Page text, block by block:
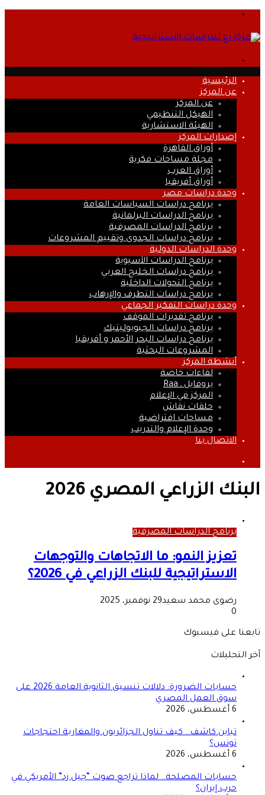
الرئيسية
عن المركز
عن المركز
الهيكل التنظيمي
الهيئة الاستشارية
إصدارات المركز
أوراق القاهرة
مجلة مساحات فكرية
أوراق العرب
أوراق أفريقيا
وحدة دراسات مصر
برنامج دراسات السياسات العامة
برنامج الدراسات البرلمانية
برنامج الدراسات المصرفية
برنامج دراسات الجدوى وتقييم المشروعات
وحدة الدراسات الدولية
برنامج الدراسات الآسيوية
برنامج دراسات الخليج العربي
برنامج التحولات الداخلية
برنامج دراسات التطرف والإرهاب
وحدة دراسات التفكير الجماعي
برنامج تقديرات الموقف
برنامج دراسات الجيوبوليتيك
برنامج دراسات البحر الأحمر و أفريقيا
المشروعات البحثية
أنشطة المركز
لقاءات خاصة
بروفايل ـ Raa
المركز في الإعلام
حلقات نقاش
مساحات افتراضية
وحدة الإعلام والتدريب
الاتصال بنا
البنك الزراعي المصري 2026
برنامج الدراسات المصرفية
تعزيز النمو: ما الاتجاهات والتوجهات
الاستراتيجية للبنك الزراعي في 2026؟
رضوى محمد سعيد29 نوفمبر، 2025
0
تابعنا على فيسبوك
آخر التحليلات
حسابات الضرورة: دلالات تنسيق الثانوية العامة 2026 على
سوق العمل المصري
6 أغسطس، 2026
تباين كاشف.. كيف تناول الجزائريون والمغاربة احتجاجات
تونس؟
6 أغسطس، 2026
حسابات المصلحة.. لماذا تراجع صوت “جيل زد” الأمريكي في
حرب إيران؟